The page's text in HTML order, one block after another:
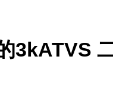
3kATVS